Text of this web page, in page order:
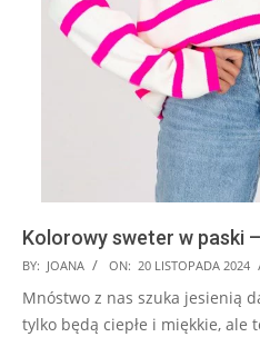
Kolorowy sweter w paski
2024-
11-
20
BY: JOANA ON: 20 LISTOPADA 2024
Mnóstwo z nas szuka jesienią
tylko będą ciepłe i miękkie, ale